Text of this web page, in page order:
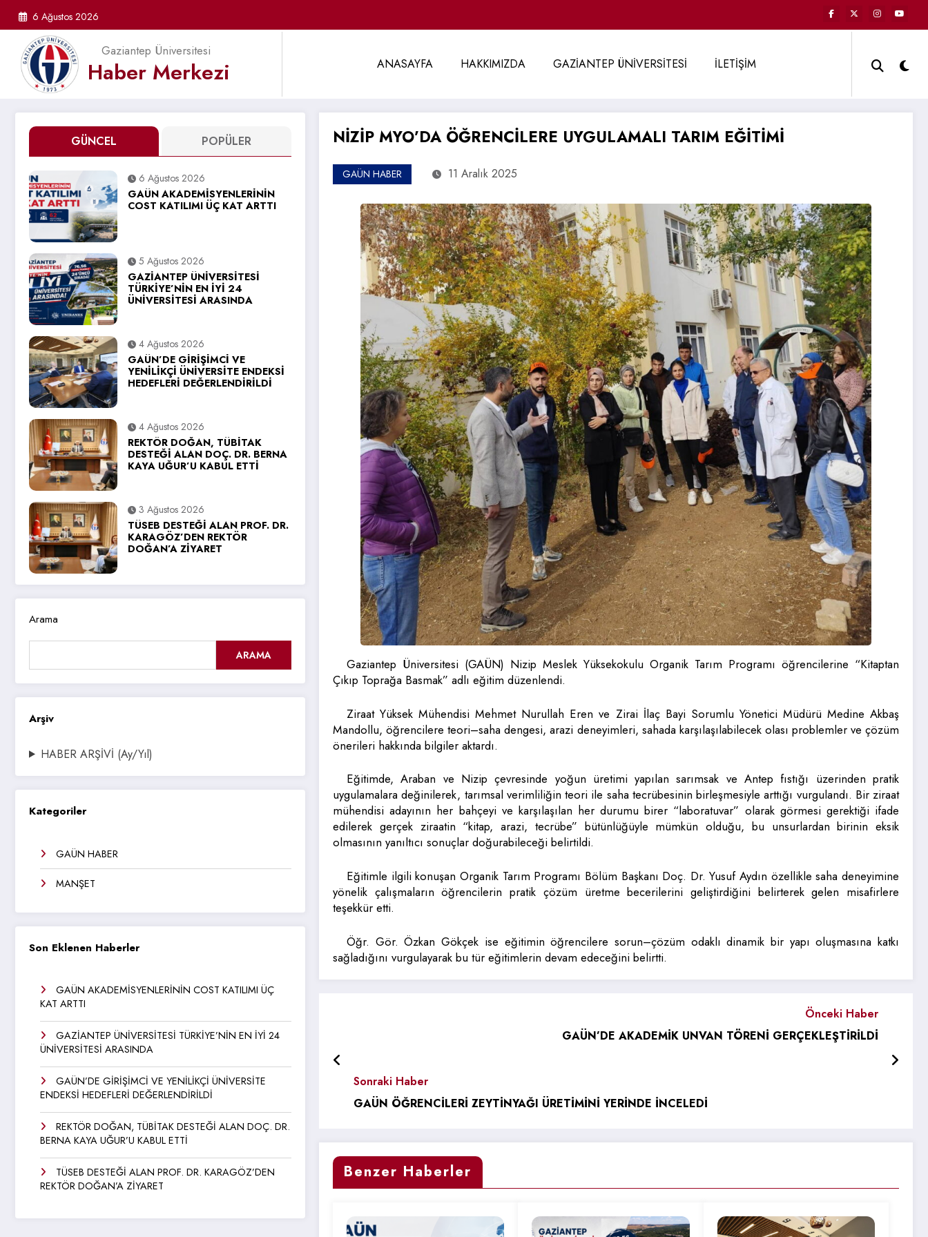
6 Ağustos 2026
Gaziantep Üniversitesi
Haber Merkezi ANASAYFA HAKKIMIZDA GAZİANTEP ÜNİVERSİTESİ İLETİŞİM
GÜNCEL POPÜLER
6 Ağustos 2026
GAÜN AKADEMİSYENLERİNİN
COST KATILIMI ÜÇ KAT ARTTI
5 Ağustos 2026
GAZİANTEP ÜNİVERSİTESİ
TÜRKİYE’NİN EN İYİ 24
ÜNİVERSİTESİ ARASINDA
4 Ağustos 2026
GAÜN’DE GİRİŞİMCİ VE
YENİLİKÇİ ÜNİVERSİTE ENDEKSİ
HEDEFLERİ DEĞERLENDİRİLDİ
4 Ağustos 2026
REKTÖR DOĞAN, TÜBİTAK
DESTEĞİ ALAN DOÇ. DR. BERNA
KAYA UĞUR’U KABUL ETTİ
3 Ağustos 2026
TÜSEB DESTEĞİ ALAN PROF. DR.
KARAGÖZ’DEN REKTÖR
DOĞAN’A ZİYARET
Arama
ARAMA
Arşiv
HABER ARŞİVİ (Ay/Yıl)
Kategoriler
GAÜN HABER
MANŞET
Son Eklenen Haberler
GAÜN AKADEMİSYENLERİNİN COST KATILIMI ÜÇ
KAT ARTTI
GAZİANTEP ÜNİVERSİTESİ TÜRKİYE’NİN EN İYİ 24
ÜNİVERSİTESİ ARASINDA
GAÜN’DE GİRİŞİMCİ VE YENİLİKÇİ ÜNİVERSİTE
ENDEKSİ HEDEFLERİ DEĞERLENDİRİLDİ
REKTÖR DOĞAN, TÜBİTAK DESTEĞİ ALAN DOÇ. DR.
BERNA KAYA UĞUR’U KABUL ETTİ
TÜSEB DESTEĞİ ALAN PROF. DR. KARAGÖZ’DEN
REKTÖR DOĞAN’A ZİYARET
NİZİP MYO’DA ÖĞRENCİLERE UYGULAMALI TARIM EĞİTİMİ
GAÜN HABER 11 Aralık 2025
Gaziantep Üniversitesi (GAÜN) Nizip Meslek Yüksekokulu Organik Tarım Programı öğrencilerine “Kitaptan
Çıkıp Toprağa Basmak” adlı eğitim düzenlendi.
Ziraat Yüksek Mühendisi Mehmet Nurullah Eren ve Zirai İlaç Bayi Sorumlu Yönetici Müdürü Medine Akbaş
Mandollu, öğrencilere teori–saha dengesi, arazi deneyimleri, sahada karşılaşılabilecek olası problemler ve çözüm
önerileri hakkında bilgiler aktardı.
Eğitimde, Araban ve Nizip çevresinde yoğun üretimi yapılan sarımsak ve Antep fıstığı üzerinden pratik
uygulamalara değinilerek, tarımsal verimliliğin teori ile saha tecrübesinin birleşmesiyle arttığı vurgulandı. Bir ziraat
mühendisi adayının her bahçeyi ve karşılaşılan her durumu birer “laboratuvar” olarak görmesi gerektiği ifade
edilerek gerçek ziraatin “kitap, arazi, tecrübe” bütünlüğüyle mümkün olduğu, bu unsurlardan birinin eksik
olmasının yanıltıcı sonuçlar doğurabileceği belirtildi.
Eğitimle ilgili konuşan Organik Tarım Programı Bölüm Başkanı Doç. Dr. Yusuf Aydın özellikle saha deneyimine
yönelik çalışmaların öğrencilerin pratik çözüm üretme becerilerini geliştirdiğini belirterek gelen misafirlere
teşekkür etti.
Öğr. Gör. Özkan Gökçek ise eğitimin öğrencilere sorun–çözüm odaklı dinamik bir yapı oluşmasına katkı
sağladığını vurgulayarak bu tür eğitimlerin devam edeceğini belirtti.
Önceki Haber
GAÜN’DE AKADEMİK UNVAN TÖRENİ GERÇEKLEŞTİRİLDİ
Sonraki Haber
GAÜN ÖĞRENCİLERİ ZEYTİNYAĞI ÜRETİMİNİ YERİNDE İNCELEDİ
Benzer Haberler